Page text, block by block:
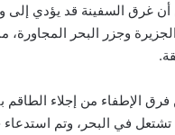
أن غرق السفينة قد يؤدي إلى
وجزر البحر المجاورة،
الإطفاء من إجلاء الطاقم
تشتعل في البحر، وتم